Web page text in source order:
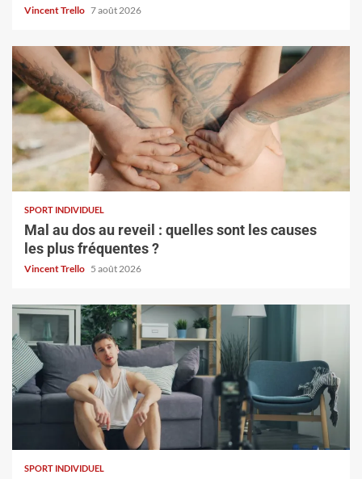
Vincent Trello 7 août 2026
SPORT INDIVIDUEL
Mal au dos au reveil : quelles sont les causes
les plus fréquentes ?
Vincent Trello 5 août 2026
SPORT INDIVIDUEL